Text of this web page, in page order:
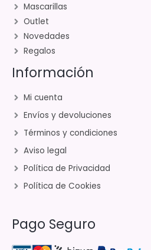
Mascarillas
Outlet
Novedades
Regalos
Información
Mi cuenta
Envíos y devoluciones
Términos y condiciones
Aviso legal
Política de Privacidad
Política de Cookies
Pago Seguro